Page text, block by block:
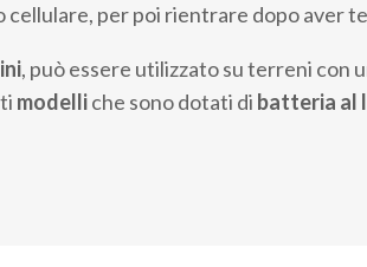
per poi rientrare dopo aver
, può essere utilizzato su terreni con
modelliche sono dotati di batteria al